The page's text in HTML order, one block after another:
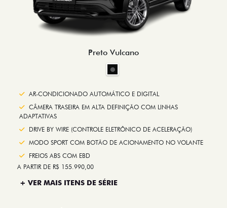
Preto Vulcano
AR-CONDICIONADO AUTOMÁTICO E DIGITAL
CÂMERA TRASEIRA EM ALTA DEFINIÇÃO COM LINHAS
ADAPTATIVAS
DRIVE BY WIRE (CONTROLE ELETRÔNICO DE ACELERAÇÃO)
MODO SPORT COM BOTÃO DE ACIONAMENTO NO VOLANTE
FREIOS ABS COM EBD
A PARTIR DE R$ 155.990,00
+ VER MAIS ITENS DE SÉRIE